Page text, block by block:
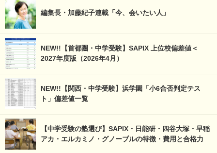
編集長・加藤紀子連載「今、会いたい人」
NEW!!【首都圏・中学受験】SAPIX 上位校偏差値＜
2027年度版（2026年4月）
NEW!!【関西・中学受験】浜学園「小6合否判定テス
ト」偏差値一覧
【中学受験の塾選び】SAPIX・日能研・四谷大塚・早稲
アカ・エルカミノ・グノーブルの特徴・費用と合格力